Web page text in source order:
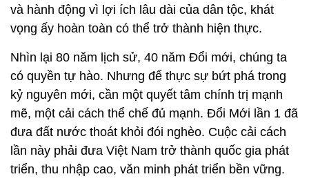
và hành động vì lợi ích lâu dài của dân tộc, khát
vọng ấy hoàn toàn có thể trở thành hiện thực.
Nhìn lại 80 năm lịch sử, 40 năm Đổi mới, chúng ta
có quyền tự hào. Nhưng để thực sự bứt phá trong
kỷ nguyên mới, cần một quyết tâm chính trị mạnh
mẽ, một cải cách thể chế đủ mạnh. Đổi Mới lần 1 đã
đưa đất nước thoát khỏi đói nghèo. Cuộc cải cách
lần này phải đưa Việt Nam trở thành quốc gia phát
triển, thu nhập cao, văn minh phát triển bền vững.